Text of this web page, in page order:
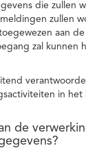
die zullen
zullen
aan
zal kunnen
in het
de